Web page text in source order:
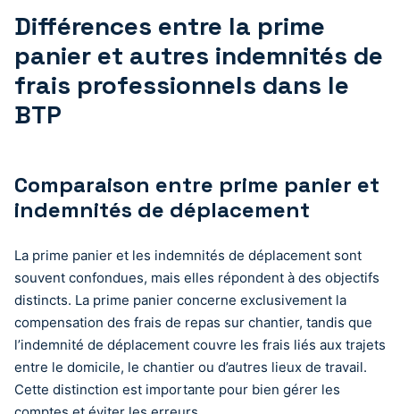
Différences entre la prime
panier et autres indemnités de
frais professionnels dans le
BTP
Comparaison entre prime panier et
indemnités de déplacement
La prime panier et les indemnités de déplacement sont
souvent confondues, mais elles répondent à des objectifs
distincts. La prime panier concerne exclusivement la
compensation des frais de repas sur chantier, tandis que
l’indemnité de déplacement couvre les frais liés aux trajets
entre le domicile, le chantier ou d’autres lieux de travail.
Cette distinction est importante pour bien gérer les